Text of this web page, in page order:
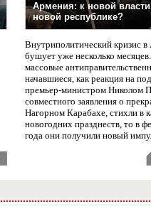
Армения: к новой
новой республике?
Внутриполитический кризис
бушует уже несколько
массовые
начавшиеся, как реакция на
премьер-министром Николом
совместного заявления о
Нагорном Карабахе, стихли в
новогодних празднеств, то в
года они получили новый